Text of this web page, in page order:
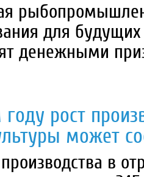
для
денежными
рост
может
в